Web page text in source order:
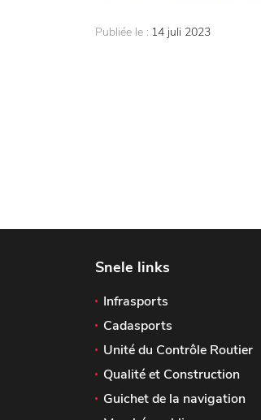
Publiée le : 14 juli 2023
Snele links
Infrasports
Cadasports
Unité du Contrôle Routier
Qualité et Construction
Guichet de la navigation